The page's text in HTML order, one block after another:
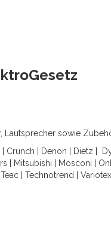
Lautsprecher sowie
Crunch Denon Dietz
Mitsubishi Mosconi
Teac Technotrend Variotex